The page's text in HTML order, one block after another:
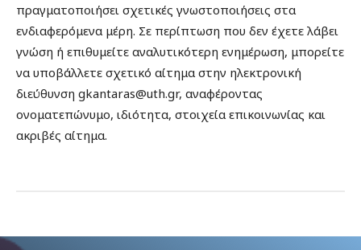
πραγματοποιήσει σχετικές γνωστοποιήσεις στα
ενδιαφερόμενα μέρη. Σε περίπτωση που δεν έχετε λάβει
γνώση ή επιθυμείτε αναλυτικότερη ενημέρωση, μπορείτε
να υποβάλλετε σχετικό αίτημα στην ηλεκτρονική
διεύθυνση gkantaras@uth.gr, αναφέροντας
ονοματεπώνυμο, ιδιότητα, στοιχεία επικοινωνίας και
ακριβές αίτημα.